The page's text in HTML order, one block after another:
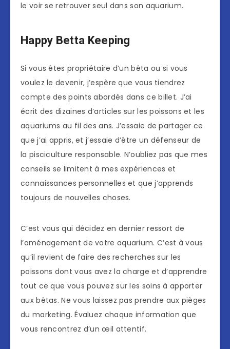
le voir se retrouver seul dans son aquarium.
Happy Betta Keeping
Si vous êtes propriétaire d’un bêta ou si vous
voulez le devenir, j’espère que vous tiendrez
compte des points abordés dans ce billet. J’ai
écrit des dizaines d’articles sur les poissons et les
aquariums au fil des ans. J’essaie de partager ce
que j’ai appris, et j’essaie d’être un défenseur de
la pisciculture responsable. N’oubliez pas que mes
conseils se limitent à mes expériences et
connaissances personnelles et que j’apprends
toujours de nouvelles choses.
C’est vous qui décidez en dernier ressort de
l’aménagement de votre aquarium. C’est à vous
qu’il revient de faire des recherches sur les
poissons dont vous avez la charge et d’apprendre
tout ce que vous pouvez sur les soins à apporter
aux bêtas. Ne vous laissez pas prendre aux pièges
du marketing. Évaluez chaque information que
vous rencontrez d’un œil attentif.